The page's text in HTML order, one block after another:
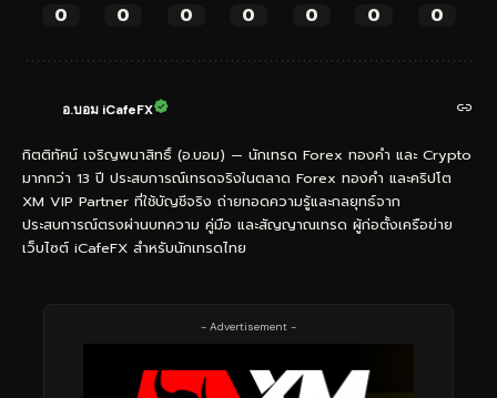
0 0 0 0 0 0 0
อ.บอม iCafeFX
กิตติทัศน์ เจริญพนาสิทธิ์ (อ.บอม) — นักเทรด Forex ทองคำ และ Crypto
มากกว่า 13 ปี ประสบการณ์เทรดจริงในตลาด Forex ทองคำ และคริปโต
XM VIP Partner ที่ใช้บัญชีจริง ถ่ายทอดความรู้และกลยุทธ์จาก
ประสบการณ์ตรงผ่านบทความ คู่มือ และสัญญาณเทรด ผู้ก่อตั้งเครือข่าย
เว็บไซต์ iCafeFX สำหรับนักเทรดไทย
- Advertisement -